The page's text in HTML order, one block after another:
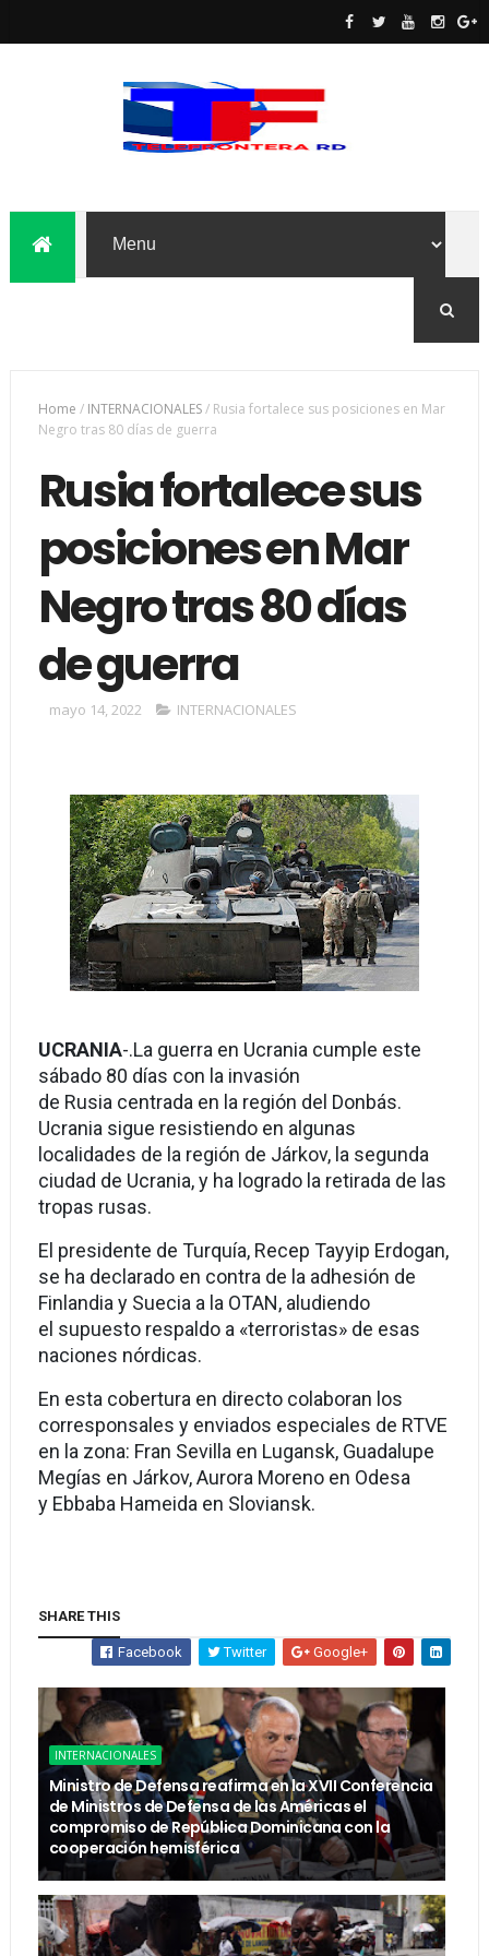
Home / INTERNACIONALES/ Rusia fortalece sus posiciones en Mar
Negro tras 80 días de guerra
Rusia fortalece sus
posiciones en Mar
Negro tras 80 días
de guerra
mayo 14, 2022 INTERNACIONALES
UCRANIA-.La guerra en Ucrania cumple este
sábado 80 días con la invasión
de Rusia centrada en la región del Donbás.
Ucrania sigue resistiendo en algunas
localidades de la región de Járkov, la segunda
ciudad de Ucrania, y ha logrado la retirada de las
tropas rusas.
El presidente de Turquía, Recep Tayyip Erdogan,
se ha declarado en contra de la adhesión de
Finlandia y Suecia a la OTAN, aludiendo
el supuesto respaldo a «terroristas» de esas
naciones nórdicas.
En esta cobertura en directo colaboran los
corresponsales y enviados especiales de RTVE
en la zona: Fran Sevilla en Lugansk, Guadalupe
Megías en Járkov, Aurora Moreno en Odesa
y Ebbaba Hameida en Sloviansk.
SHARE THIS
Facebook Twitter Google+
INTERNACIONALES
Ministro de Defensa reafirma en la XVII Conferencia
de Ministros de Defensa de las Américas el
compromiso de República Dominicana con la
cooperación hemisférica